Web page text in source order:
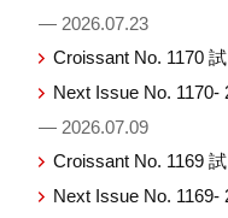
— 2026.07.23
Croissant No. 1170
Next Issue No. 1170-
— 2026.07.09
Croissant No. 1169
Next Issue No. 1169-